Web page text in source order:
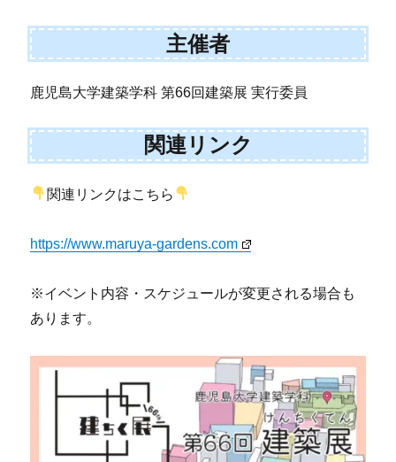
主催者
鹿児島大学建築学科 第66回建築展 実行委員
関連リンク
関連リンクはこちら
https://www.maruya-gardens.com
※イベント内容・スケジュールが変更される場合も
あります。